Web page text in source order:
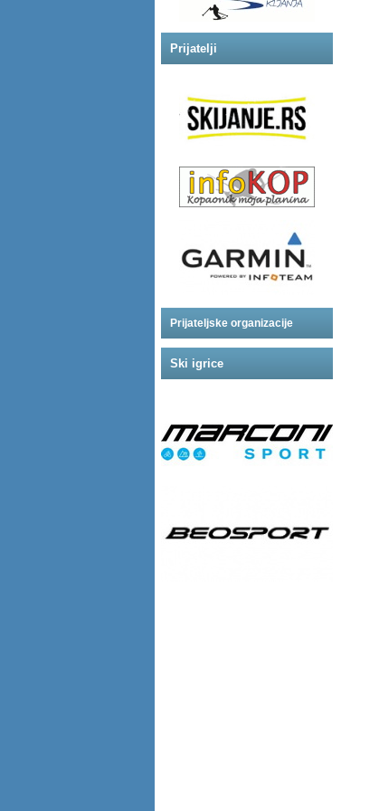
Prijatelji
Prijateljske organizacije
Ski igrice